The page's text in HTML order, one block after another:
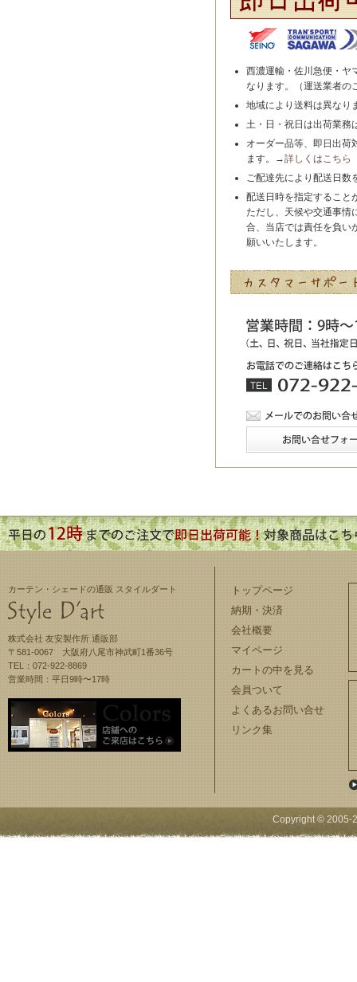
西濃運輸・佐川急便・ヤ
なります。（運送業者の
地域により送料は異なり
土・日・祝日は出荷業務
オーダー品等、即日出荷
ます。→詳しくはこちら
ご配達先により配送日数
配送日時を指定すること
ただし、天候や交通事情
合、当店では責任を負い
願いいたします。
カーテン・シェードの通販 スタイルダート
株式会社 友安製作所 通販部
〒581-0067 大阪府八尾市神武町1番36号
TEL：072-922-8869
営業時間：平日9時〜17時
トップページ
納期・決済
会社概要
マイページ
カートの中を見る
会員ついて
よくあるお問い合せ
リンク集
Copyright © 2005-